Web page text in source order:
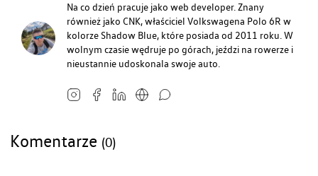
Na co dzień pracuje jako web developer. Znany
również jako CNK, właściciel Volkswagena Polo 6R w
kolorze Shadow Blue, które posiada od 2011 roku. W
wolnym czasie wędruje po górach, jeździ na rowerze i
nieustannie udoskonala swoje auto.
Komentarze (0)